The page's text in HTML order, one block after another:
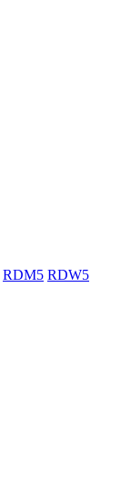
RDM5 RDW5